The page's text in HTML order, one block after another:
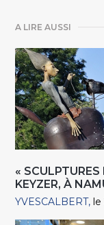
A LIRE AUSSI
«
KEYZER, À
YVESCALBERT le